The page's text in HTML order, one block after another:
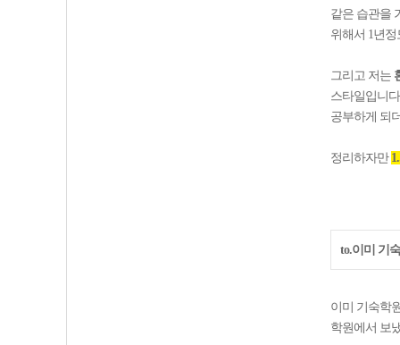
같은 습관을
위해서 1년
그리고 저는
스타일입니
공부하게 되
정리하자만
to.이미 기
이미 기숙학
학원에서 보